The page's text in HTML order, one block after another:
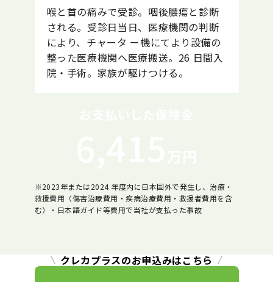
喉と首の痛みで受診。咽後膿瘍と診断
される。受診日当日、医療機関の判断
により、チャータ ー機にてより設備の
整った医療機関へ医療搬送。26 日間入
院・手術。家族が駆けつける。
※2023年または2024 年度内に日本国外で発生し、治療・
救援費用（傷害治療費用・疾病治療費用・救援者費用を含
む）・日本語ガイド等費用で当社が支払った事故
クレカプラスのお申込みはこちら